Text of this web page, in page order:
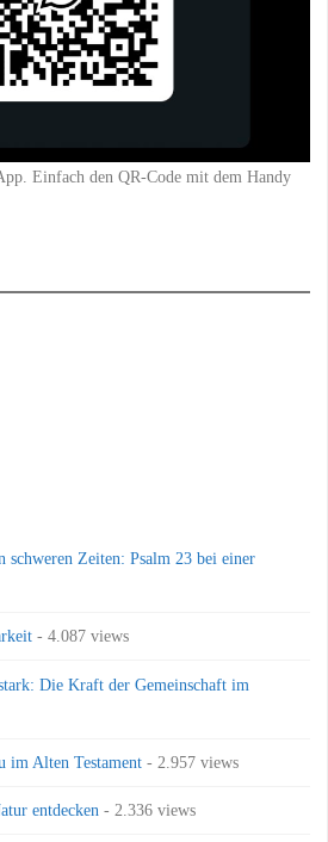
Einfach den QR-Code mit dem Handy
schweren Zeiten: Psalm 23 bei einer
- 4.087 views
Die Kraft der Gemeinschaft im
im Alten Testament - 2.957 views
entdecken - 2.336 views